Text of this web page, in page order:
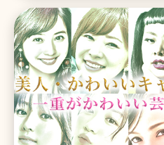
さんのチャームポイントの1つが、
ルな感じでは、少女っぽさとアク
買ってくれています。ですが、少し
したりすると、一気に大人っぽさ
前髪ぱっつ